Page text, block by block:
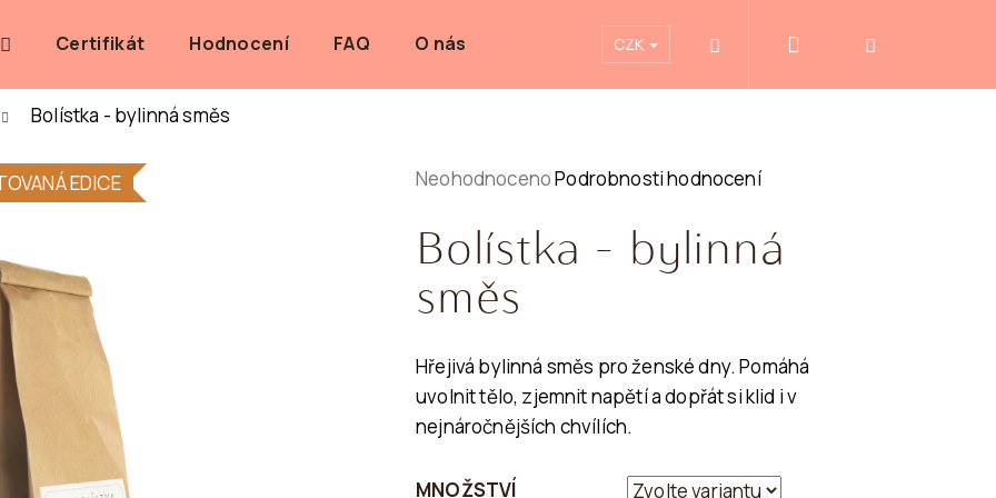
Certifikát Hodnocení FAQ O nás CZK
Hledat
Nákupní
košík
Bolístka - bylinná směs
Průměrné
produktu
je
0,0
5
hvězdiček.
NeohodnocenoPodrobnosti hodnocení
Bolístka - bylinná
směs
Hřejivá bylinná směs pro ženské dny. Pomáhá
uvolnit tělo, zjemnit napětí a dopřát si klid i v
nejnáročnějších chvílích.
MNOŽSTVÍ
EDICE
NAJÍT?
Doporučujeme